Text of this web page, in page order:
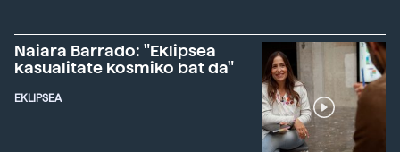
Naiara Barrado: "Eklipsea
kasualitate kosmiko bat da"
EKLIPSEA